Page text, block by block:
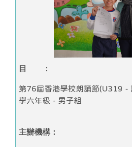
目 ：
第76屆香港學校朗誦節(U319 -
學六年級 - 男子組
主辦機構：